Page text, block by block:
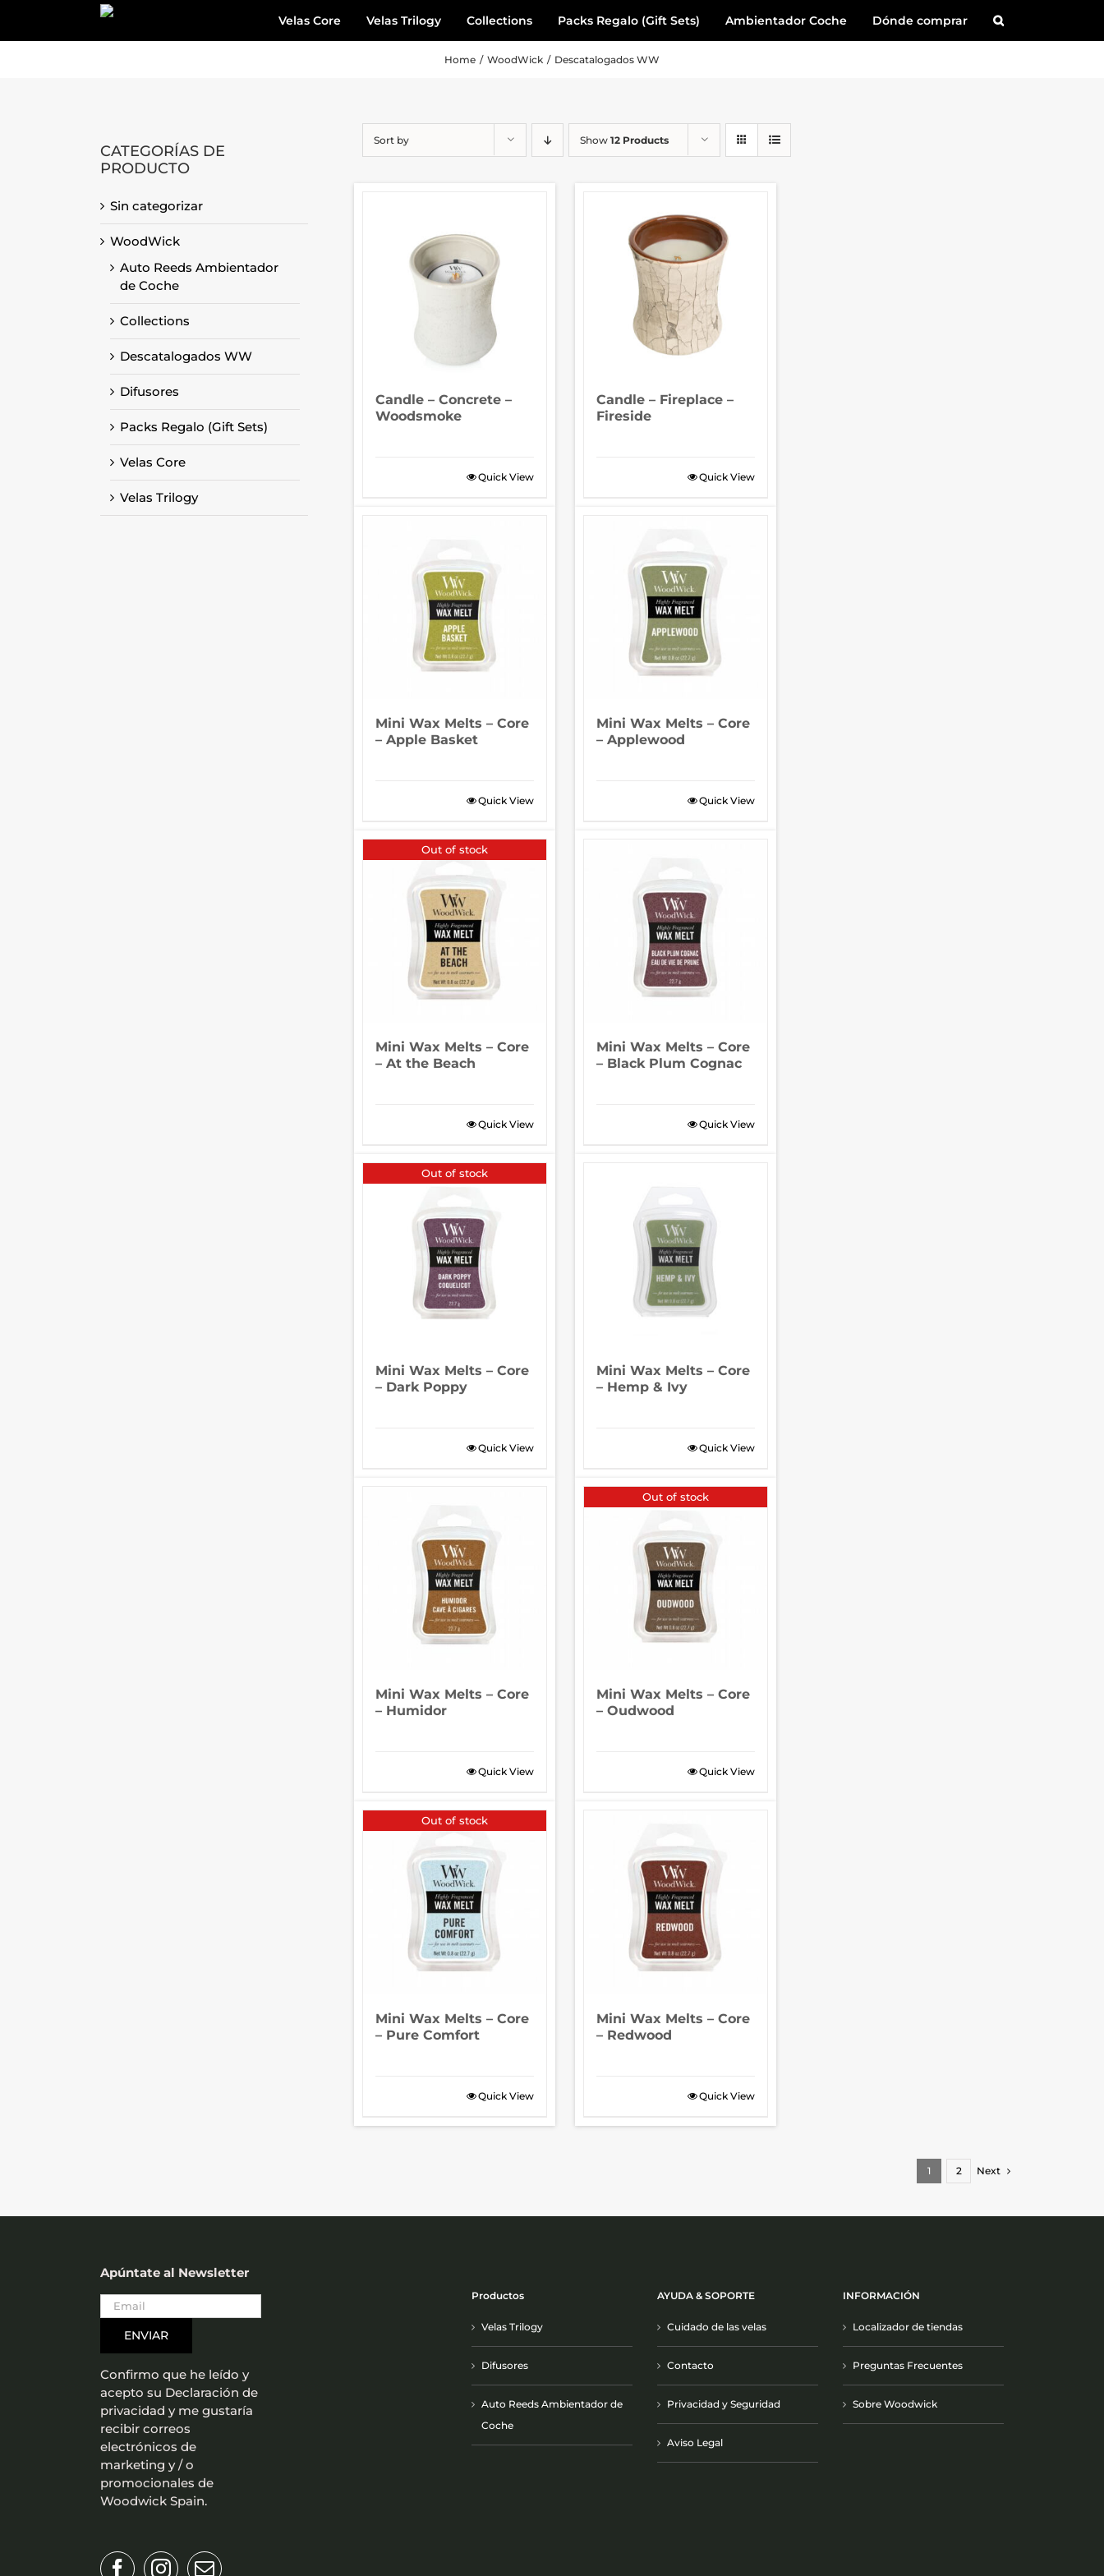
content
Velas Core Velas Trilogy Collections Packs Regalo (Gift Sets) Ambientador Coche Dónde comprar
Home / WoodWick / Descatalogados WW
Sort by Show 12 Products
Candle – Concrete –
Woodsmoke
Quick View
Candle – Fireplace –
Fireside
Quick View
Mini Wax Melts – Core
– Apple Basket
Quick View
Mini Wax Melts – Core
– Applewood
Quick View
Out of stock
Mini Wax Melts – Core
– At the Beach
Quick View
Mini Wax Melts – Core
– Black Plum Cognac
Quick View
Out of stock
Mini Wax Melts – Core
– Dark Poppy
Quick View
Mini Wax Melts – Core
– Hemp & Ivy
Quick View
Mini Wax Melts – Core
– Humidor
Quick View
Out of stock
Mini Wax Melts – Core
– Oudwood
Quick View
Out of stock
Mini Wax Melts – Core
– Pure Comfort
Quick View
Mini Wax Melts – Core
– Redwood
Quick View
1 2 Next
CATEGORÍAS DE
PRODUCTO
Sin categorizar
WoodWick
Auto Reeds Ambientador
de Coche
Collections
Descatalogados WW
Difusores
Packs Regalo (Gift Sets)
Velas Core
Velas Trilogy
Apúntate al Newsletter
Confirmo que he leído y
acepto su Declaración de
privacidad y me gustaría
recibir correos
electrónicos de
marketing y / o
promocionales de
Woodwick Spain.
Productos
Velas Trilogy
Difusores
Auto Reeds Ambientador de
Coche
AYUDA & SOPORTE
Cuidado de las velas
Contacto
Privacidad y Seguridad
Aviso Legal
INFORMACIÓN
Localizador de tiendas
Preguntas Frecuentes
Sobre Woodwick